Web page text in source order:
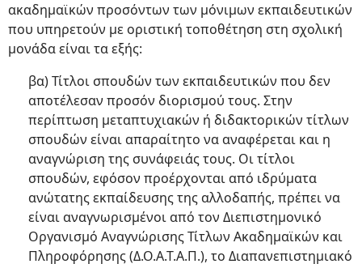
ακαδημαϊκών προσόντων των μόνιμων εκπαιδευτικών
που υπηρετούν με οριστική τοποθέτηση στη σχολική
μονάδα είναι τα εξής:
βα) Τίτλοι σπουδών των εκπαιδευτικών που δεν
αποτέλεσαν προσόν διορισμού τους. Στην
περίπτωση μεταπτυχιακών ή διδακτορικών τίτλων
σπουδών είναι απαραίτητο να αναφέρεται και η
αναγνώριση της συνάφειάς τους. Οι τίτλοι
σπουδών, εφόσον προέρχονται από ιδρύματα
ανώτατης εκπαίδευσης της αλλοδαπής, πρέπει να
είναι αναγνωρισμένοι από τον Διεπιστημονικό
Οργανισμό Αναγνώρισης Τίτλων Ακαδημαϊκών και
Πληροφόρησης (Δ.Ο.Α.Τ.Α.Π.), το Διαπανεπιστημιακό